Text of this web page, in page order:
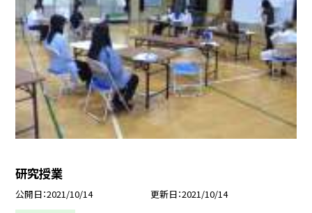
研究授業
公開日 2021/10/14 更新日 2021/10/14